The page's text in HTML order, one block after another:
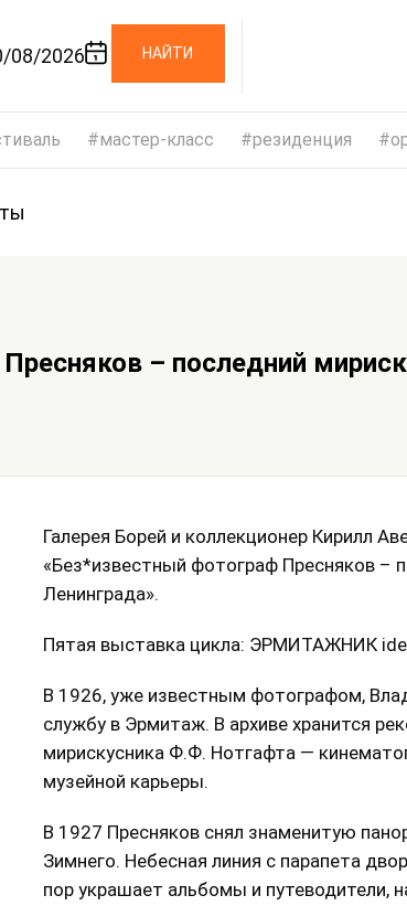
08/2026 НАЙТИ
мастер-класс резиденция
– последний
Галерея Борей и коллекционер Кирилл
«Без*известный фотограф Пресняков –
Ленинграда».
Пятая выставка цикла: ЭРМИТАЖНИК
В 1926, уже известным фотографом,
службу в Эрмитаж. В архиве хранится
мирискусника Ф.Ф. Нотгафта —
музейной карьеры.
В 1927 Пресняков снял знаменитую
Зимнего. Небесная линия с парапета
пор украшает альбомы и